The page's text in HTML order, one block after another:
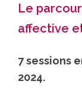
Le
affective
7 sessions
2024.